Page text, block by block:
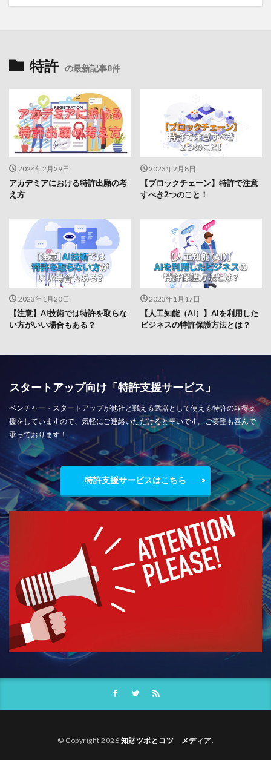
特許 の最新記事8件
2024年2月29日
アカデミアにおける特許出願の考
え方
2023年2月8日
【ブロックチェーン】特許で注意
すべき2つのこと！
2023年1月20日
【注意】AI技術では特許を取らな
い方がいい場合もある？
2023年1月17日
【人工知能（AI）】AIを利用した
ビジネスの特許保護方法とは？
スタートアップ向け「特許支援サービス」
ベンチャー・スタートアップが他社と戦える武器として使える特許の取得支
援をしていますので、気軽にご連絡いただけると幸いです。ご要望も喜んで
承っております！
特許支援サービスはこちら
© Copyright 2026 知財ツボとコツ メディア